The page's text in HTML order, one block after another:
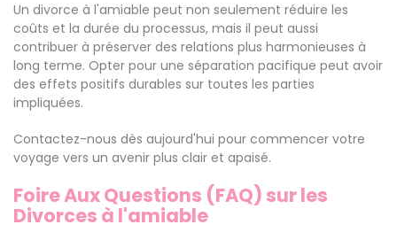
Un divorce à l'amiable peut non seulement réduire les
coûts et la durée du processus, mais il peut aussi
contribuer à préserver des relations plus harmonieuses à
long terme. Opter pour une séparation pacifique peut avoir
des effets positifs durables sur toutes les parties
impliquées.
Contactez-nous dès aujourd'hui pour commencer votre
voyage vers un avenir plus clair et apaisé.
Foire Aux Questions (FAQ) sur les
Divorces à l'amiable